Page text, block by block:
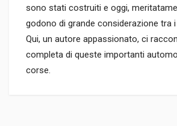
sono stati costruiti e oggi,
godono di grande considerazione tra
Qui, un autore appassionato, ci
completa di queste importanti
corse.